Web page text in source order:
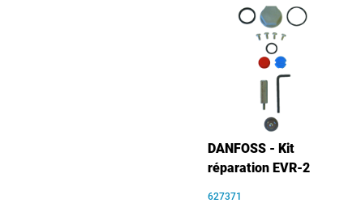
DANFOSS - Kit
réparation EVR-2
627371